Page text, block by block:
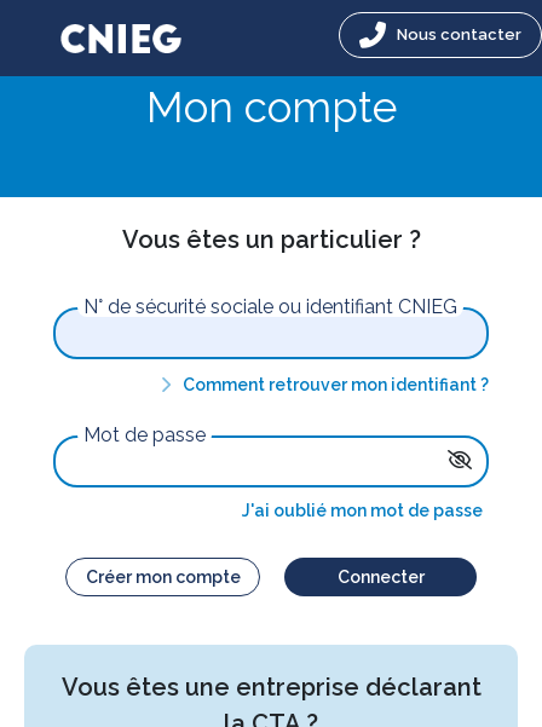
Nous contacter
Mon compte
Vous êtes un particulier ?
N° de sécurité sociale ou identifiant CNIEG
Comment retrouver mon identifiant ?
Mot de passe
J'ai oublié mon mot de passe
Créer mon compte Connecter
Vous êtes une entreprise déclarant